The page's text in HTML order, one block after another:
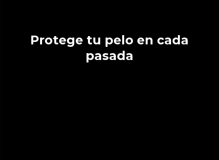
Protege tu pelo en cada
pasada